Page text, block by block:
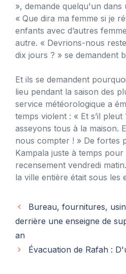
», demande quelqu'un
« Que dira ma femme si je
enfants avec d’autres
autre. « Devrions-nous
dix jours ? » se demandent
Et ils se demandent
lieu pendant la saison des
service météorologique a
temps violent : « Et s’il
asseyons tous à la maison.
nous compter ! » De fortes
Kampala juste à temps
recensement vendredi
la ville entière était sous les
Bureau, fournitures,
derrière une enseigne de
an
Évacuation de Rafah :